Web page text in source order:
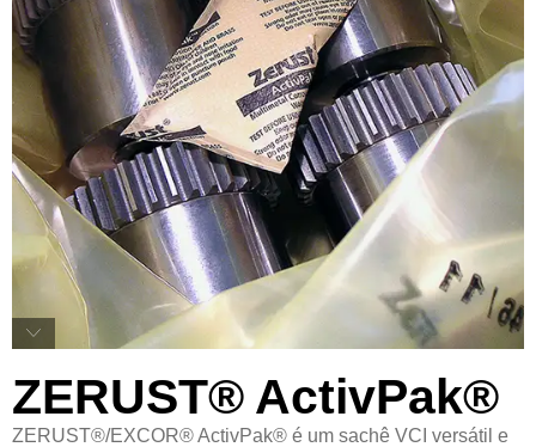
ZERUST® ActivPak®
ZERUST®/EXCOR® ActivPak® é um sachê VCI versátil e